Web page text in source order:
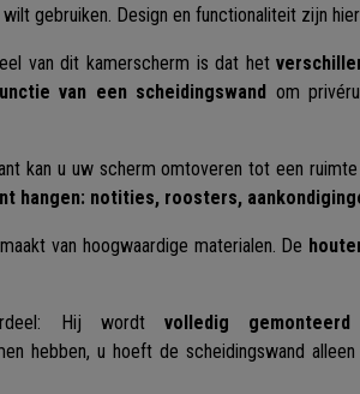
gebruiken. Design en functionaliteit zijn
van dit kamerscherm is dat het
van een scheidingswand om
kan u uw scherm omtoveren tot een
hangen: notities, roosters,
van hoogwaardige materialen. De
Hij wordtvolledig gemonteerd
hebben, u hoeft de scheidingswand